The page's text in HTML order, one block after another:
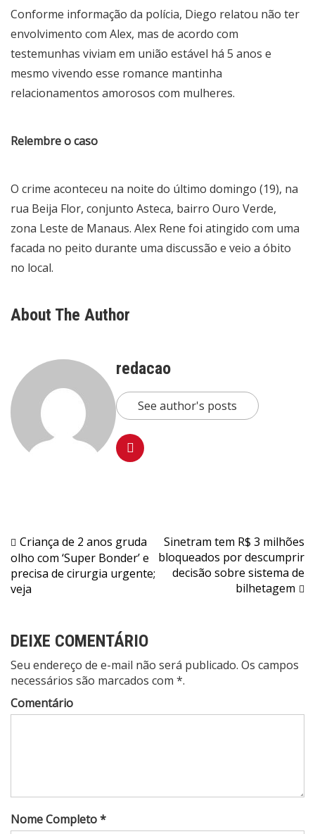
Conforme informação da polícia, Diego relatou não ter
envolvimento com Alex, mas de acordo com
testemunhas viviam em união estável há 5 anos e
mesmo vivendo esse romance mantinha
relacionamentos amorosos com mulheres.
Relembre o caso
O crime aconteceu na noite do último domingo (19), na
rua Beija Flor, conjunto Asteca, bairro Ouro Verde,
zona Leste de Manaus. Alex Rene foi atingido com uma
facada no peito durante uma discussão e veio a óbito
no local.
About The Author
redacao
See author's posts
Navegação
de
Post
Criança de 2 anos gruda
olho com ‘Super Bonder’ e
precisa de cirurgia urgente;
veja
Sinetram tem R$ 3 milhões
bloqueados por descumprir
decisão sobre sistema de
bilhetagem
DEIXE COMENTÁRIO
Seu endereço de e-mail não será publicado. Os campos
necessários são marcados com *.
Comentário
Nome Completo *